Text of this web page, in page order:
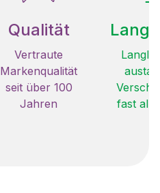
Qualität
Vertraute
Markenqualität
seit über 100
Jahren
fast